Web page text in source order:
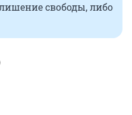
свободы, либо